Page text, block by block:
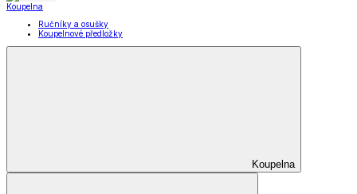
Koupelna
Ručníky a osušky
Koupelnové předložky
Koupelna